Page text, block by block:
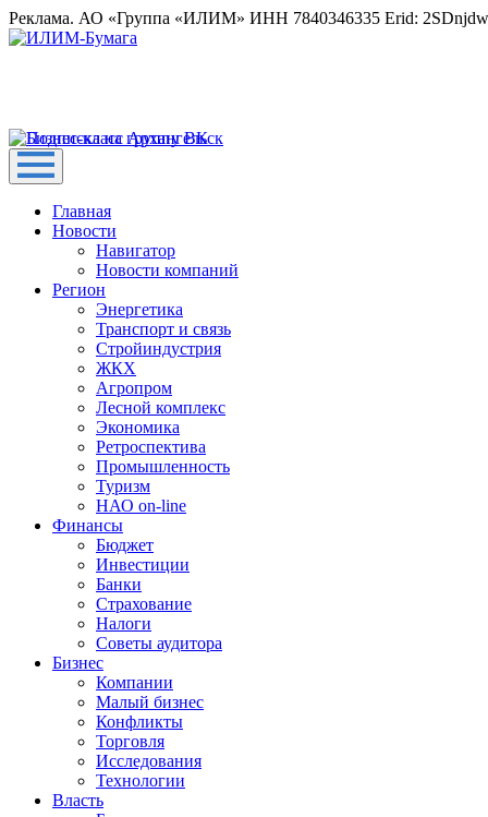
Реклама. АО «Группа «ИЛИМ» ИНН 7840346335 Erid:
Главная
Новости
Навигатор
Новости компаний
Регион
Энергетика
Транспорт и связь
Стройиндустрия
ЖКХ
Агропром
Лесной комплекс
Экономика
Ретроспектива
Промышленность
Туризм
НАО on-line
Финансы
Бюджет
Инвестиции
Банки
Страхование
Налоги
Советы аудитора
Бизнес
Компании
Малый бизнес
Конфликты
Торговля
Исследования
Технологии
Власть